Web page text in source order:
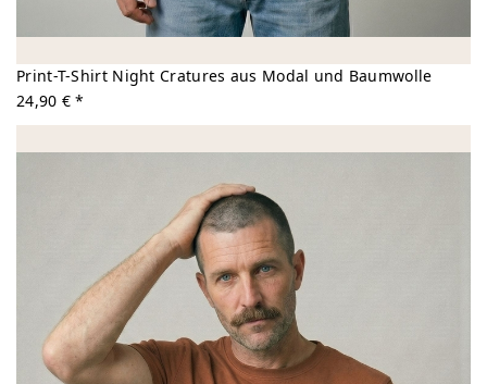
Print-T-Shirt Night Cratures aus Modal und Baumwolle
24,90 € *